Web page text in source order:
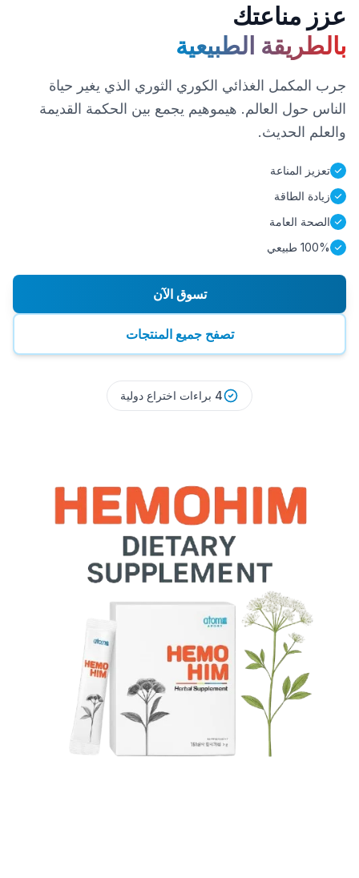
عزز مناعتك
بالطريقة الطبيعية
جرب المكمل الغذائي الكوري الثوري الذي يغير حياة
الناس حول العالم. هيموهيم يجمع بين الحكمة القديمة
والعلم الحديث.
تعزيز المناعة
زيادة الطاقة
الصحة العامة
100% طبيعي
تسوق الآن
تصفح جميع المنتجات
4 براءات اختراع دولية